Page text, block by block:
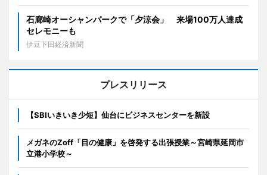
石廊崎オーシャンパークで「夕涼会」 来場100万人達成
セレモニーも
伊豆下田経済新聞
プレスリリース
【SBIいきいき少短】仙台にビジネスセンターを新設
メガネのZoff「目の健康」を啓発する出張授業～宮崎県延岡市
立港小学校～